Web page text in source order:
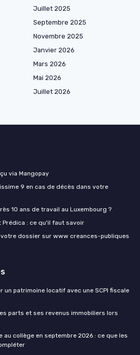
Juillet 2025
Septembre 2025
Novembre 2025
Janvier 2026
Mars 2026
Mai 2026
Juillet 2026
via Mangopay
9 en cas de décès dans votre
10 ans de travail au Luxembourg ?
Prédica : ce qu'il faut savoir
dossier sur www creances-publiques
patrimoine locatif avec une SCPI fiscale
parts et ses revenus immobiliers lors
collège en septembre 2026 : ce que les